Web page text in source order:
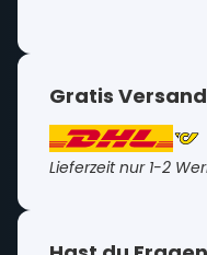
Gratis
Lieferzeit nur 1-2